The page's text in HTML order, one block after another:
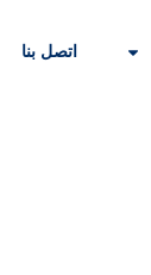
اتصل بنا